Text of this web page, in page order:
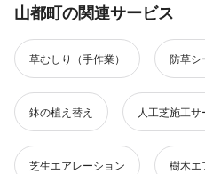
山都町の関連サービス
草むしり（手作業） 防草シ
鉢の植え替え 人工芝施工サ
芝生エアレーション 樹木エ